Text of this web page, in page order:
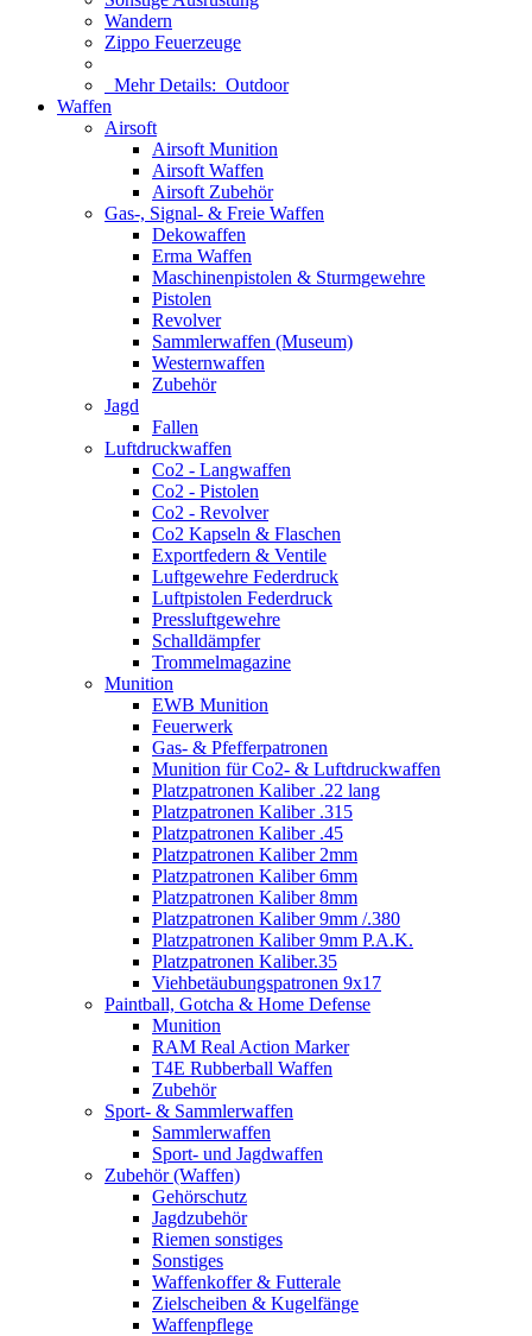
Wandern
Zippo Feuerzeuge
Mehr Details: Outdoor
Waffen
Airsoft
Airsoft Munition
Airsoft Waffen
Airsoft Zubehör
Gas-, Signal- & Freie Waffen
Dekowaffen
Erma Waffen
Maschinenpistolen & Sturmgewehre
Pistolen
Revolver
Sammlerwaffen (Museum)
Westernwaffen
Zubehör
Jagd
Fallen
Luftdruckwaffen
Co2 - Langwaffen
Co2 - Pistolen
Co2 - Revolver
Co2 Kapseln & Flaschen
Exportfedern & Ventile
Luftgewehre Federdruck
Luftpistolen Federdruck
Pressluftgewehre
Schalldämpfer
Trommelmagazine
Munition
EWB Munition
Feuerwerk
Gas- & Pfefferpatronen
Munition für Co2- & Luftdruckwaffen
Platzpatronen Kaliber .22 lang
Platzpatronen Kaliber .315
Platzpatronen Kaliber .45
Platzpatronen Kaliber 2mm
Platzpatronen Kaliber 6mm
Platzpatronen Kaliber 8mm
Platzpatronen Kaliber 9mm /.380
Platzpatronen Kaliber 9mm P.A.K.
Platzpatronen Kaliber.35
Viehbetäubungspatronen 9x17
Paintball, Gotcha & Home Defense
Munition
RAM Real Action Marker
T4E Rubberball Waffen
Zubehör
Sport- & Sammlerwaffen
Sammlerwaffen
Sport- und Jagdwaffen
Zubehör (Waffen)
Gehörschutz
Jagdzubehör
Riemen sonstiges
Sonstiges
Waffenkoffer & Futterale
Zielscheiben & Kugelfänge
Waffenpflege